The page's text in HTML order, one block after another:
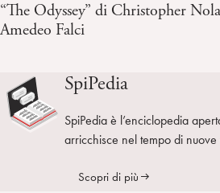
“The Odyssey” di Christopher
Amedeo Falci
SpiPedia
SpiPedia è l’enciclopedia
arricchisce nel tempo di
Scopri di più